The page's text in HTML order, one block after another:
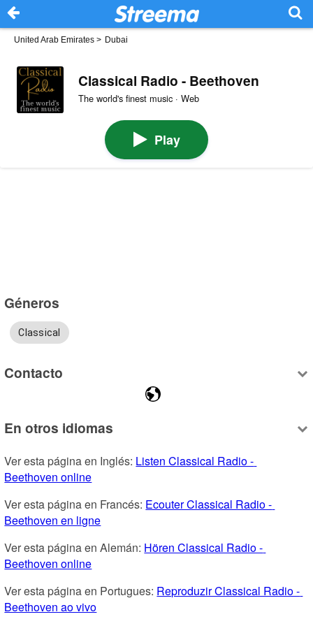
United Arab Emirates > Dubai
Classical Radio - Beethoven
The world's finest music · Web
Play
Géneros
Classical
Contacto
En otros idiomas
Ver esta página en Inglés: Listen Classical Radio -
Beethoven online
Ver esta página en Francés: Ecouter Classical Radio -
Beethoven en ligne
Ver esta página en Alemán: Hören Classical Radio -
Beethoven online
Ver esta página en Portugues: Reproduzir Classical Radio -
Beethoven ao vivo